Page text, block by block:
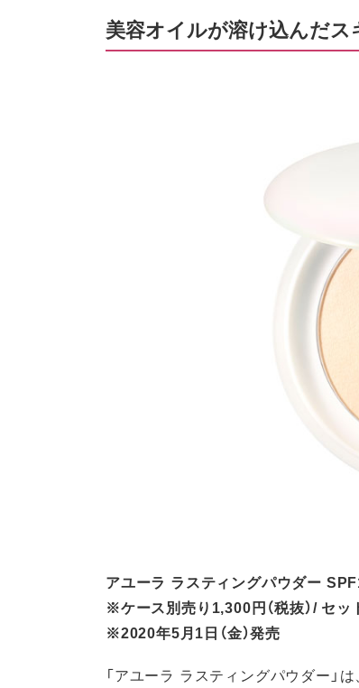
美容オイルが溶け込んだ
アユーラ ラスティングパウダー
※ケース別売り1,300円（税抜）/ セッ
※2020年5月1日（金）発売
「アユーラ ラスティングパウダー」